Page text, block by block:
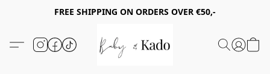
FREE SHIPPING ON ORDERS OVER €50,-